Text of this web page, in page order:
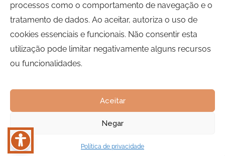
processos como o comportamento de navegação e o
tratamento de dados. Ao aceitar, autoriza o uso de
cookies essenciais e funcionais. Não consentir esta
utilização pode limitar negativamente alguns recursos
ou funcionalidades.
Aceitar
Negar
Política de privacidade
Largo Sebastião Martins Mestre
8700-349, Olhão, Portugal
Horário:Segunda a Sexta-feira | 09h00 às 17h00
bairrocomalma@cm-olhao.pt
Português